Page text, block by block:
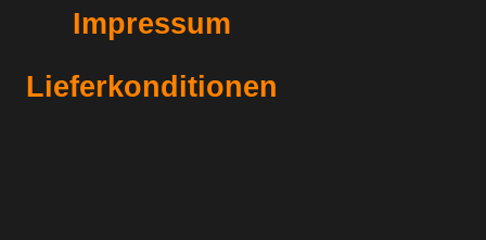
Impressum
Lieferkonditionen